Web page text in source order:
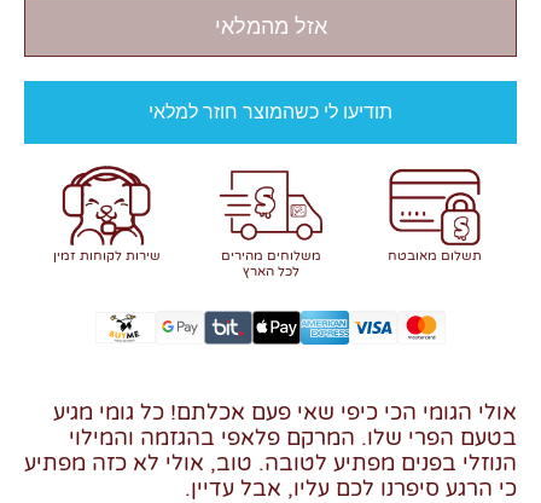
אזל מהמלאי
תודיעו לי כשהמוצר חוזר למלאי
תשלום מאובטח
משלוחים מהירים
לכל הארץ
שירות לקוחות זמין
אולי הגומי הכי כיפי שאי פעם אכלתם! כל גומי מגיע
בטעם הפרי שלו. המרקם פלאפי בהגזמה והמילוי
הנוזלי בפנים מפתיע לטובה. טוב, אולי לא כזה מפתיע
כי הרגע סיפרנו לכם עליו, אבל עדיין.